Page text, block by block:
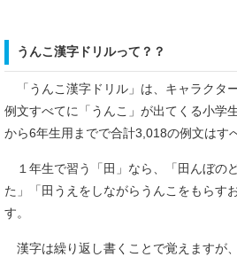
うんこ漢字ドリルって？？
「うんこ漢字ドリル」は、キャラクタ
例文すべてに「うんこ」が出てくる小学
から6年生用までで合計3,018の例文はす
１年生で習う「田」なら、「田んぼの
た」「田うえをしながらうんこをもらす
す。
漢字は繰り返し書くことで覚えますが